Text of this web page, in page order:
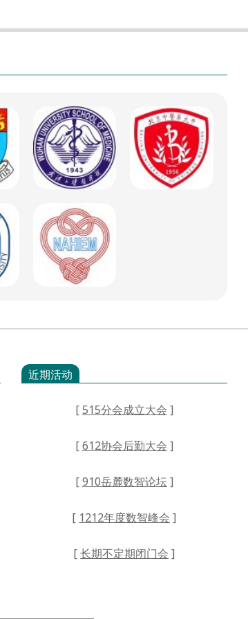
近期活动
[515分会成立大会 ]
[612协会后勤大会 ]
[910岳麓数智论坛]
[ 1212年度数智峰会 ]
[长期不定期闭门会 ]